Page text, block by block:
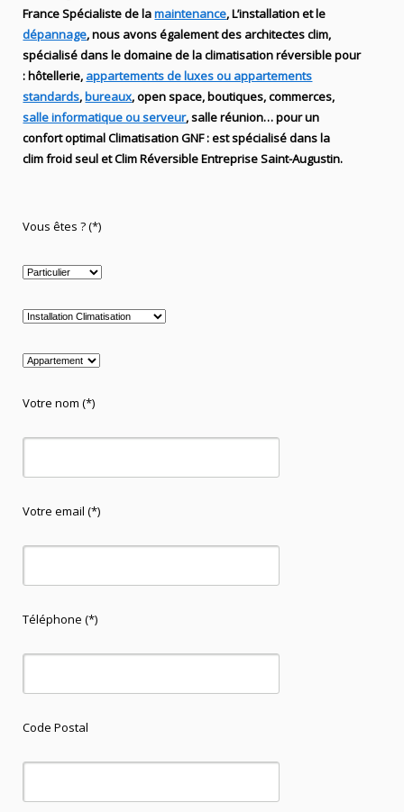
France Spécialiste delamaintenance, L’installationet le
dépannage, nous avons également des architectes clim,
spécialisé dans le domaine de laclimatisation réversiblepour
: hôtellerie, appartements de luxes ou appartements
standards,bureaux, open space, boutiques, commerces,
salle informatique ou serveur, salle réunion… pour un
confort optimalClimatisationGNF:estspécialisédans la
climfroid seul et Clim Réversible Entreprise Saint-Augustin.
Vous êtes ? (*)
Votre nom (*)
Votre email (*)
Téléphone (*)
Code Postal